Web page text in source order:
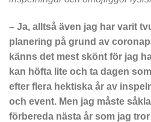
– Ja, alltså även jag har varit
planering på grund av
känns det mest skönt för jag
kan höfta lite och ta dagen
efter flera hektiska år av
och event. Men jag måste
förbereda nästa år som jag